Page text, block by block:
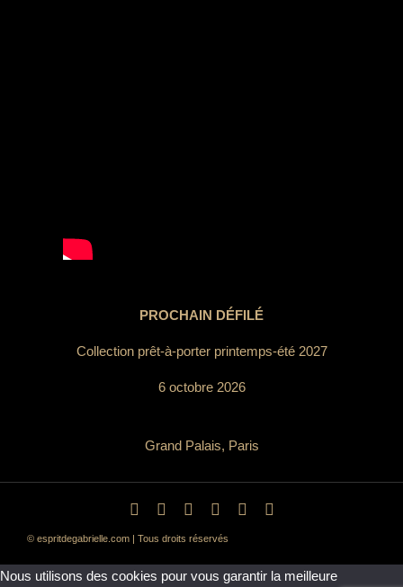
PROCHAIN DÉFILÉ
Collection prêt-à-porter printemps-été 2027
6 octobre 2026
Grand Palais, Paris
© espritdegabrielle.com | Tous droits réservés
Nous utilisons des cookies pour vous garantir la meilleure